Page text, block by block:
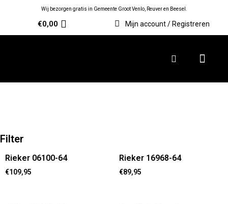
Wij bezorgen gratis in Gemeente Groot Venlo, Reuver en Beesel.
€0,00 Mijn account / Registreren
Filter
Rieker 06100-64
€109,95
Rieker 16968-64
€89,95